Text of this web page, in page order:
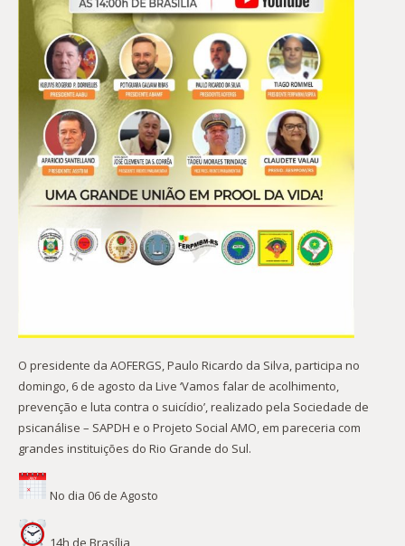
O presidente da AOFERGS, Paulo Ricardo da Silva, participa no
domingo, 6 de agosto da Live ‘Vamos falar de acolhimento,
prevenção e luta contra o suicídio’, realizado pela Sociedade de
psicanálise – SAPDH e o Projeto Social AMO, em pareceria com
grandes instituições do Rio Grande do Sul.
No dia 06 de Agosto
14h de Brasília